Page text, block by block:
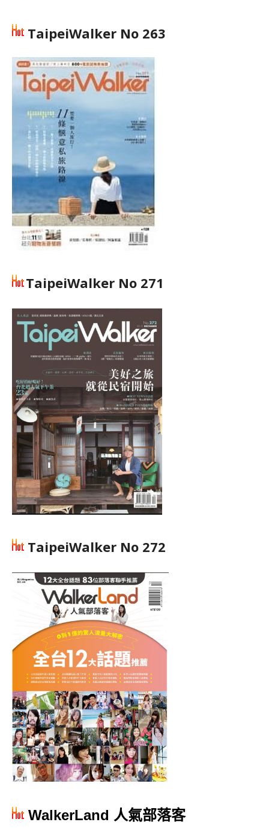
TaipeiWalker No 263
TaipeiWalker No 271
TaipeiWalker No 272
WalkerLand 人氣部落客